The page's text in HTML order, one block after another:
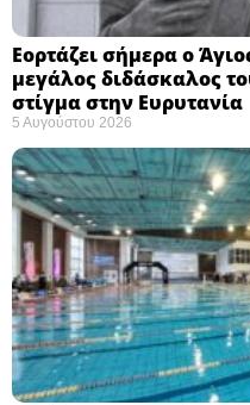
Εορτάζει σήμερα ο
μεγάλος διδάσκαλος
στίγμα στην Ευρυτανία
5 Αυγούστου 2026